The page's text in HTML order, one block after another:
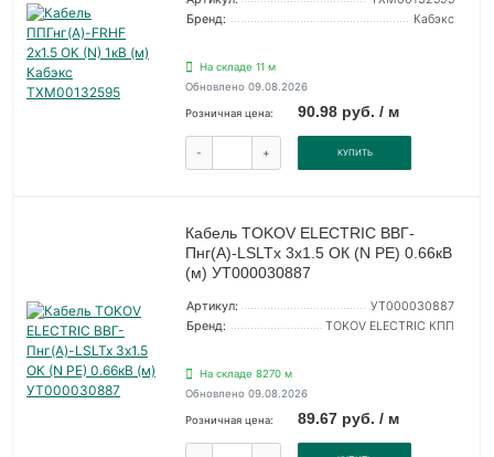
Бренд:
Кабэкс
На складе 11 м
Обновлено 09.08.2026
Розничная цена: 90.98 руб. / м
- + КУПИТЬ
Кабель TOKOV ELECTRIC ВВГ-
Пнг(А)-LSLTx 3х1.5 ОК (N PE) 0.66кВ
(м) УТ000030887
Артикул:
УТ000030887
Бренд:
TOKOV ELECTRIC КПП
На складе 8270 м
Обновлено 09.08.2026
Розничная цена: 89.67 руб. / м